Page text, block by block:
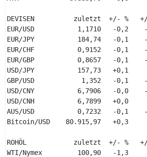
DEVISEN          zuletzt  +/- %
EUR/USD           1,1710   -0,2
EUR/JPY           184,74   -0,1
EUR/CHF           0,9152   -0,1
EUR/GBP           0,8657   -0,1
USD/JPY           157,73   +0,1
GBP/USD            1,352   -0,1
USD/CNY           6,7906   -0,0
USD/CNH           6,7899   +0,0
AUS/USD           0,7232   -0,1
Bitcoin/USD    80.915,97   +0,3
ROHÖL            zuletzt  +/- %
WTI/Nymex         100,90   -1,3